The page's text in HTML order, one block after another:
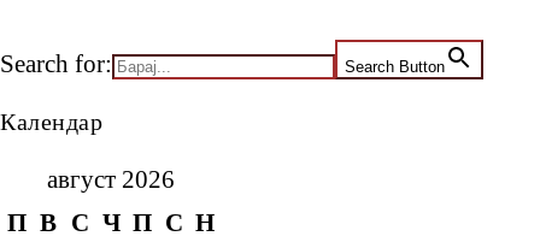
Search for: Search Button
Календар
август 2026
П В С Ч П С Н